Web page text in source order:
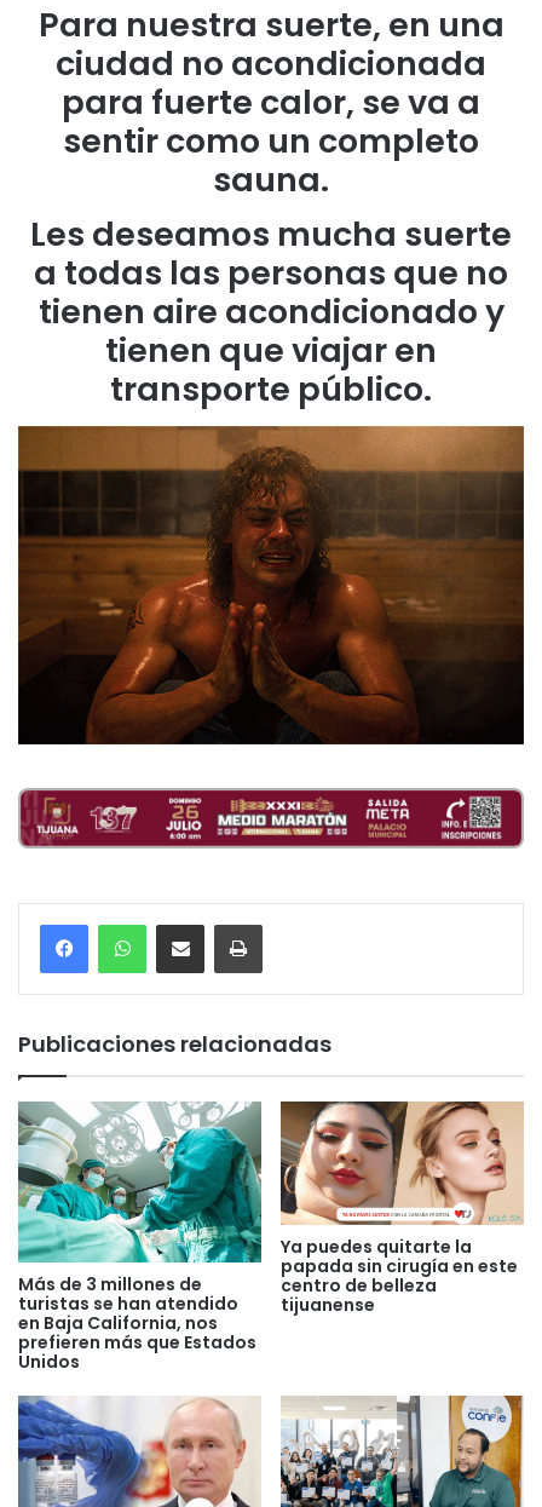
Para nuestra suerte, en una
ciudad no acondicionada
para fuerte calor, se va a
sentir como un completo
sauna.
Les deseamos mucha suerte
a todas las personas que no
tienen aire acondicionado y
tienen que viajar en
transporte público.
Compartir por correo electrónicoImprimir
Publicaciones relacionadas
Más de 3 millones de
turistas se han atendido
en Baja California, nos
prefieren más que Estados
Unidos
Ya puedes quitarte la
papada sin cirugía en este
centro de belleza
tijuanense